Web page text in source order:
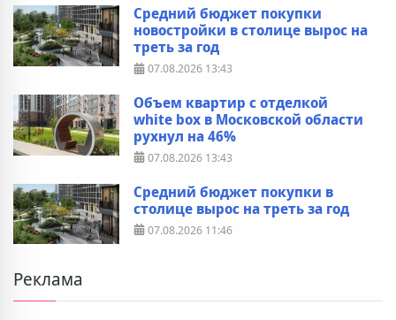
Средний бюджет покупки
новостройки в столице вырос на
треть за год
07.08.2026 13:43
Объем квартир с отделкой
white box в Московской области
рухнул на 46%
07.08.2026 13:43
Средний бюджет покупки в
столице вырос на треть за год
07.08.2026 11:46
Реклама